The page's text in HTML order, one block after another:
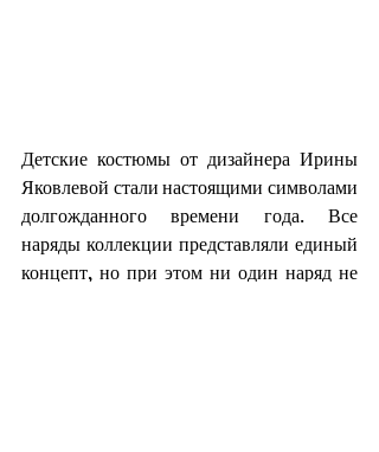
Детские костюмы от дизайнера Ирины
Яковлевой стали настоящими символами
долгожданного времени года. Все
наряды коллекции представляли единый
концепт, но при этом ни один наряд не